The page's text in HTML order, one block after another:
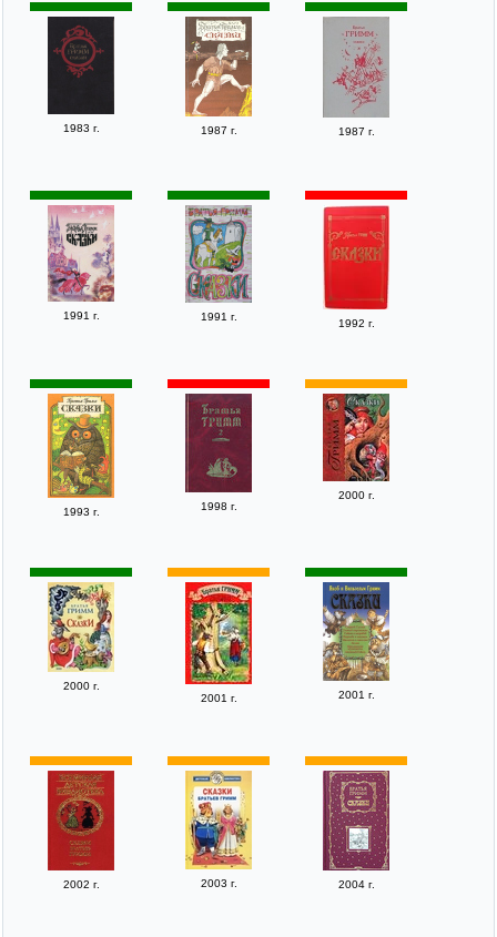
1983 г. 1987 г. 1987 г.
1991 г. 1991 г.
1992 г.
1993 г. 1998 г.
2000 г.
2000 г.
2001 г.
2001 г.
2002 г. 2003 г. 2004 г.